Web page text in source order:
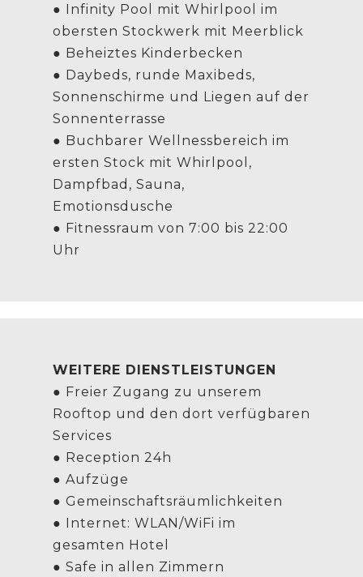
● Infinity Pool mit Whirlpool im
obersten Stockwerk mit Meerblick
● Beheiztes Kinderbecken
● Daybeds, runde Maxibeds,
Sonnenschirme und Liegen auf der
Sonnenterrasse
● Buchbarer Wellnessbereich im
ersten Stock mit Whirlpool,
Dampfbad, Sauna,
Emotionsdusche
● Fitnessraum von 7:00 bis 22:00
Uhr
WEITERE DIENSTLEISTUNGEN
● Freier Zugang zu unserem
Rooftop und den dort verfügbaren
Services
● Reception 24h
● Aufzüge
● Gemeinschaftsräumlichkeiten
● Internet: WLAN/WiFi im
gesamten Hotel
● Safe in allen Zimmern